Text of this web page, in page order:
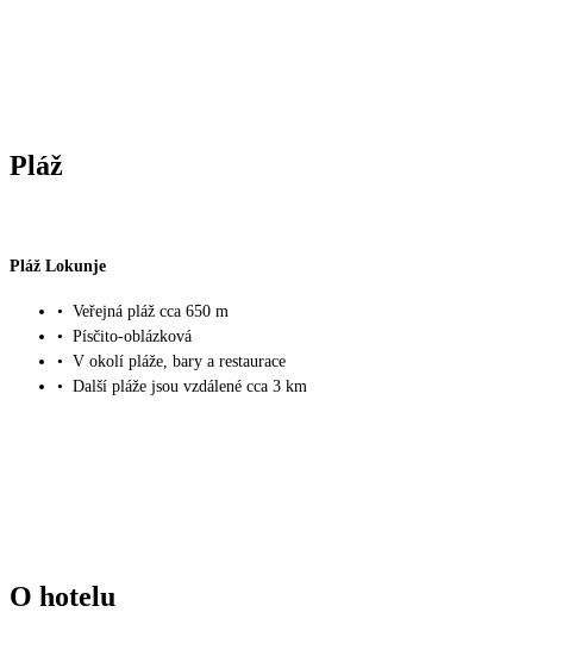
Pláž
Pláž Lokunje
• Veřejná pláž cca 650 m
• Písčito-oblázková
• V okolí pláže, bary a restaurace
• Další pláže jsou vzdálené cca 3 km
O hotelu